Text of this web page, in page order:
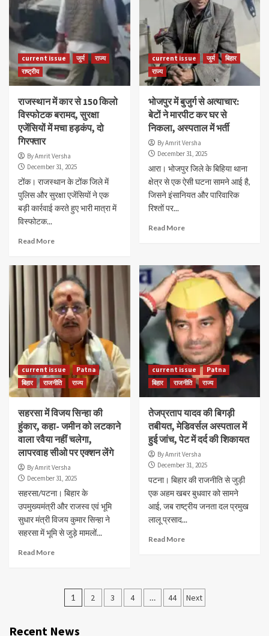
current issue जुर्म
राज्य
राष्ट्रीय
राजस्थान में कार से 150 किलो
विस्फोटक बरामद, सुरक्षा
एजेंसियों में मचा हड़कंप, दो
गिरफ्तार
By Amrit Versha
December 31, 2025
टोंक। राजस्थान के टोंक जिले में
पुलिस और सुरक्षा एजेंसियों ने एक
बड़ी कार्रवाई करते हुए भारी मात्रा में
विस्फोटक...
Read More
current issue जुर्म
बिहार
राज्य
भोजपुर में बुजुर्ग से अत्याचार:
बेटों ने मारपीट कर घर से
निकला, अस्पताल में भर्ती
By Amrit Versha
December 31, 2025
आरा। भोजपुर जिले के बिहिया थाना
क्षेत्र से एक ऐसी घटना सामने आई है,
जिसने इंसानियत और पारिवारिक
रिश्तों पर...
Read More
current issue
Patna
बिहार
राजनीति राज्य
सहरसा में विजय सिन्हा की
हुंकार, कहा- जमीन को लटकाने
वाला रवैया नहीं चलेगा,
लापरवाह सीओ पर एक्शन लेंगे
By Amrit Versha
December 31, 2025
सहरसा/पटना। बिहार के
उपमुख्यमंत्री और राजस्व एवं भूमि
सुधार मंत्री विजय कुमार सिन्हा ने
सहरसा में भूमि से जुड़े मामलों...
Read More
current issue
Patna
बिहार
राजनीति राज्य
तेजप्रताप यादव की बिगड़ी
तबीयत, मेडिवर्सल अस्पताल में
हुई जांच, पेट में दर्द की शिकायत
By Amrit Versha
December 31, 2025
पटना। बिहार की राजनीति से जुड़ी
एक अहम खबर बुधवार को सामने
आई, जब राष्ट्रीय जनता दल प्रमुख
लालू प्रसाद...
Read More
Posts
1 2 3 4 … 44 Next
Recent News